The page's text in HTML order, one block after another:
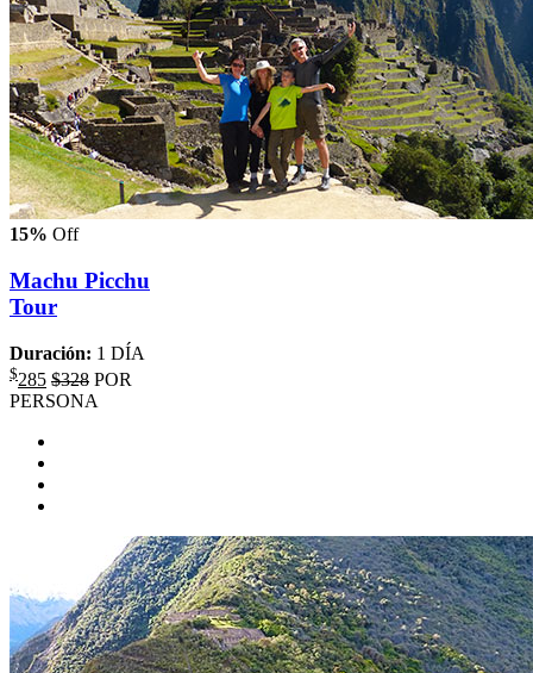
15% Off
Machu Picchu
Tour
Duración: 1 DÍA
$285 $328 POR
PERSONA